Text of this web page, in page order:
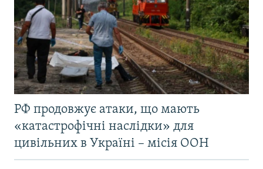
РФ продовжує атаки, що мають
«катастрофічні наслідки» для
цивільних в Україні – місія ООН